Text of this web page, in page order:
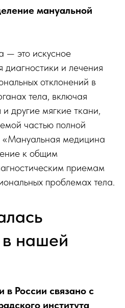
мануальной
— это искусное
диагностики и лечения
отклонений в
тела, включая
другие мягкие ткани,
частью полной
медицина
к общим
приемам
проблемах тела.
в нашей
в России связано с
института